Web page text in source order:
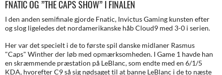
FNATIC OG ”THE CAPS SHOW” I FINALEN
I den anden semifinale gjorde Fnatic, Invictus Gaming kunsten efter
og slog ligeledes det nordamerikanske håb Cloud9 med 3-0 i serien.
Her var det specielt i de to første spil danske midlaner Rasmus
"Caps" Winther der løb med opmærksomheden. I Game 1 havde han
en skræmmende præstation på LeBlanc, som endte med en 6/1/5
KDA, hvorefter C9 så sig nødsaget til at banne LeBlanc i de to næste